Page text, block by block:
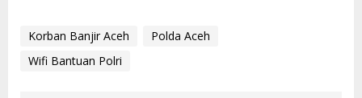
Korban Banjir Aceh
Polda Aceh
Wifi Bantuan Polri